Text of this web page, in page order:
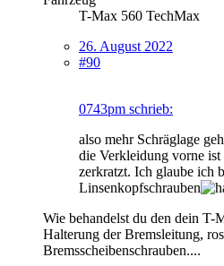
T-Max 560 TechMax
26. August 2022
#90
0743pm schrieb:
also mehr Schräglage
die Verkleidung vorne ist
zerkratzt. Ich glaube ich
Linsenkopfschrauben
Wie behandelst du den dein T-
Halterung der Bremsleitung,
Bremsscheibenschrauben....